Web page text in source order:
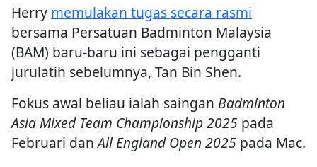
Herry memulakan tugas secara rasmi
bersama Persatuan Badminton Malaysia
(BAM) baru-baru ini sebagai pengganti
jurulatih sebelumnya, Tan Bin Shen.
Fokus awal beliau ialah saingan Badminton
Asia Mixed Team Championship 2025 pada
Februari danAll England Open 2025 pada Mac.